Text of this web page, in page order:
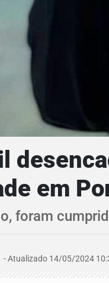
em
foram
- Atualizado 14/05/2024